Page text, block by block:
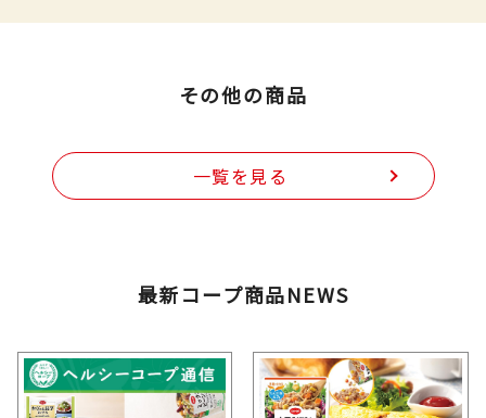
その他の商品
一覧を見る
最新コープ商品NEWS